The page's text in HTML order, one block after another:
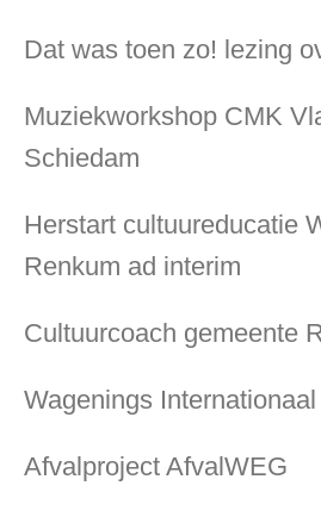
Dat was toen zo! lezing
Muziekworkshop CMK
Schiedam
Herstart cultuureducatie
Renkum ad interim
Cultuurcoach gemeente
Wagenings
Afvalproject AfvalWEG